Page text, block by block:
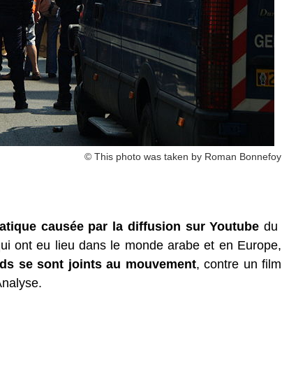
© This photo was taken by Roman Bonnefoy
causée par la diffusion sur Youtubedu
ont eu lieu dans le monde arabe et en Europe,
se sont joints au mouvement, contre un film